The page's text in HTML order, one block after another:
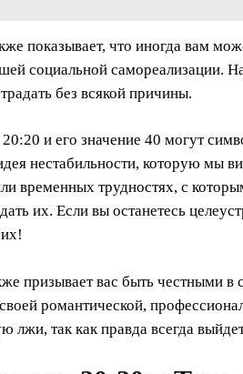
показывает, что иногда вам
социальной самореализации.
без всякой причины.
и его значение 40 могут
нестабильности, которую мы
временных трудностях, с
их. Если вы останетесь
призывает вас быть честными
романтической,
лжи, так как правда всегда